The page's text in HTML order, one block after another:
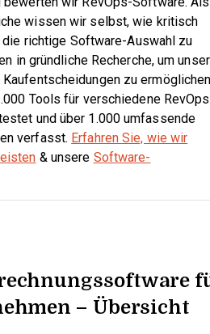
wissen wir selbst, wie kritisch
richtige Software-Auswahl zu
in gründliche Recherche, um
zu
Tools für verschiedene
und über 1.000 umfassende
verfasst. Erfahren Sie, wie wir
& unsere Software-
– Übersicht